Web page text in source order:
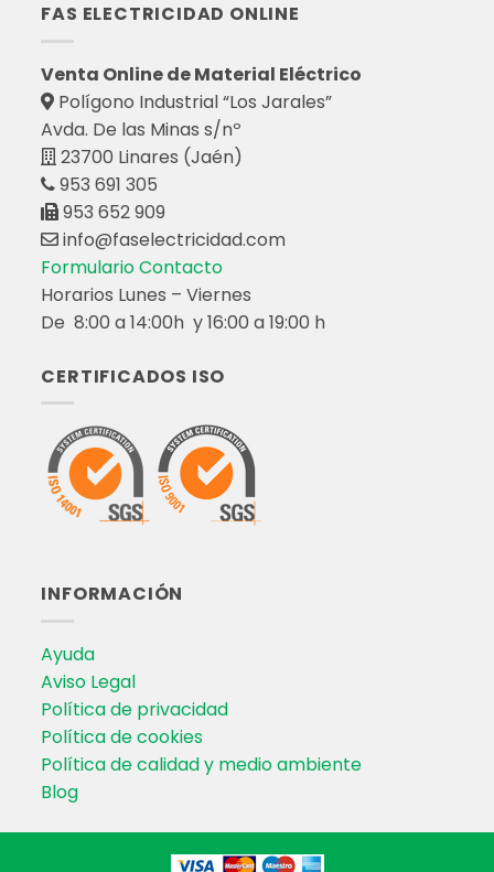
FAS ELECTRICIDAD ONLINE
Venta Online de Material Eléctrico
Polígono Industrial “Los Jarales”
Avda. De las Minas s/nº
23700 Linares (Jaén)
953 691 305
953 652 909
info@faselectricidad.com
Formulario Contacto
Horarios Lunes – Viernes
De 8:00 a 14:00h y 16:00 a 19:00 h
CERTIFICADOS ISO
INFORMACIÓN
Ayuda
Aviso Legal
Política de privacidad
Política de cookies
Política de calidad y medio ambiente
Blog